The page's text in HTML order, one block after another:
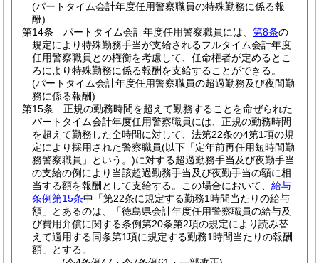
(パートタイム会計年度任用警察職員の特殊勤務に係る報
酬)
第14条
パートタイム会計年度任用警察職員には、 第8条の
規定により特殊勤務手当が支給されるフルタイム会計年度
任用警察職員との権衡を考慮して、任命権者が定めるとこ
ろにより特殊勤務に係る報酬を支給することができる。
(パートタイム会計年度任用警察職員の超過勤務及び夜間勤
務に係る報酬)
第15条
正規の勤務時間を超えて勤務することを命ぜられた
パートタイム会計年度任用警察職員には、正規の勤務時間
を超えて勤務した全時間に対して、法第22条の4第1項の規
定により採用された警察職員(以下「定年前再任用短時間勤
務警察職員」という。)に対する超過勤務手当及び夜勤手当
の支給の例により当該超過勤務手当及び夜勤手当の額に相
当する額を報酬として支給する。
この場合において、 給与
条例第15条中「第22条に規定する勤務1時間当たりの給与
額」とあるのは、「徳島県会計年度任用警察職員の給与及
び費用弁償に関する条例第20条第2項の規定により読み替
えて適用する同条第1項に規定する勤務1時間当たりの報酬
額」とする。